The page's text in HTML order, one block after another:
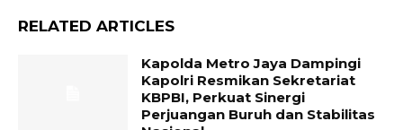
RELATED ARTICLES
Kapolda Metro Jaya Dampingi
Kapolri Resmikan Sekretariat
KBPBI, Perkuat Sinergi
Perjuangan Buruh dan Stabilitas